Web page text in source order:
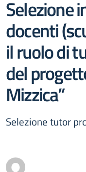
Selezione
docenti
il ruolo di
del
Mizzica”
Selezione tutor